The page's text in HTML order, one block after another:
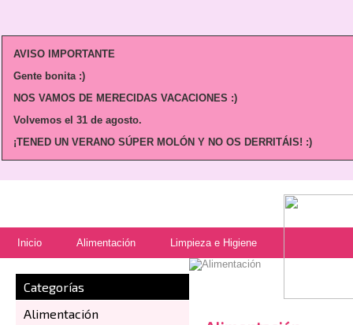
AVISO IMPORTANTE
Gente bonita :)
NOS VAMOS DE MERECIDAS VACACIONES :)
Volvemos el 31 de agosto.
¡TENED UN VERANO SÚPER MOLÓN Y NO OS DERRITÁIS! :)
Inicio Alimentación Limpieza e Higiene
Categorías
Alimentación